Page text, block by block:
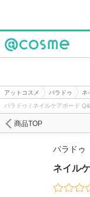
アットコスメ パラドゥ ネ
パラドゥ / ネイルケアボード
商品TOP
パラドゥ
ネイル